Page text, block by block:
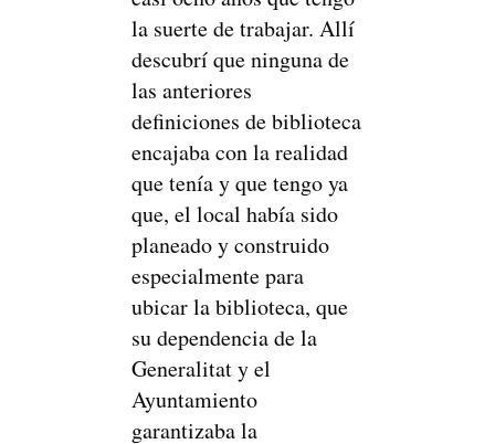
la suerte de trabajar. Allí
descubrí que ninguna de
las anteriores
definiciones de biblioteca
encajaba con la realidad
que tenía y que tengo ya
que, el local había sido
planeado y construido
especialmente para
ubicar la biblioteca, que
su dependencia de la
Generalitat y el
Ayuntamiento
garantizaba la